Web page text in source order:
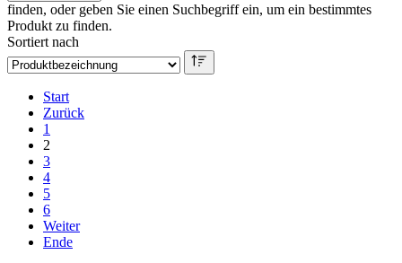
finden, oder geben Sie einen Suchbegriff ein, um ein bestimmtes
Produkt zu finden.
Sortiert nach
Start
Zurück
1
2
3
4
5
6
Weiter
Ende